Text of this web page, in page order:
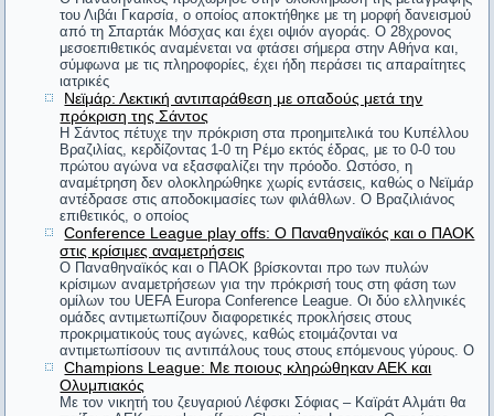
Αρχιμήδης
Περισσότεροι νόμοι, λιγότερη δικαιοσύνη.
Κικέρων
Τον Μεσαίωνα είχαν τη γκιλοτίνα, το μαστίγιο, τη φάλαγγα.
Σήμερα, έχουμε ένα πιο αποτελεσματικό όργανο βασανισμού
που ονομάζεται ζυγαριά μπάνιου.
Στίβεν Φίλιπς
Όποιος θέλει, βρίσκει καιρό. Όποιος δεν θέλει, βρίσκει
πρόφαση.
Ανδρέας Λασκαράτος
Δηλαδή, θα κάνετε ένα πλοίο να πλεύσει αντίθετα στον άνεμο
και στα ρεύματα, ανάβοντας μια φωτά κάτω από το
κατάστρωμα; Σας παρακαλώ, δεν θέλω να χάνω το χρόνο μου
απάντησε: «Εξασκούμαι στο να μην
απογοητεύομαι από την αναισθησία των
ανθρώπων».
#9. Επέστρεφε ο Διογένης από τους Ολυμπιακούς
αγώνες και ένας τον ρώτησε, αν ήταν εκεί πολύς
κόσμος. Ο Διογένης αποκρίθηκε: «Κόσμος υπήρχε
πολύς, άνθρωποι όμως λίγοι».
#10. Παρακινούσαν τον Φίλιππο τον Μακεδόνα να
εξορίσει κάποιον που τον κακολογούσε. Ο
Φίλιππος απάντησε: «Δεν είστε καλά!! Θέλετε να
τον στείλω να με κατηγορεί και σ’ άλλα μέρη;»
του Λιβάι Γκαρσία, ο οποίος αποκτήθηκε με τη μορφή δανεισμού
από τη Σπαρτάκ Μόσχας και έχει οψιόν αγοράς. Ο 28χρονος
μεσοεπιθετικός αναμένεται να φτάσει σήμερα στην Αθήνα και,
σύμφωνα με τις πληροφορίες, έχει ήδη περάσει τις απαραίτητες
ιατρικές
Νεϊμάρ: Λεκτική αντιπαράθεση με οπαδούς μετά την
πρόκριση της Σάντος
Η Σάντος πέτυχε την πρόκριση στα προημιτελικά του Κυπέλλου
Βραζιλίας, κερδίζοντας 1-0 τη Ρέμο εκτός έδρας, με το 0-0 του
πρώτου αγώνα να εξασφαλίζει την πρόοδο. Ωστόσο, η
αναμέτρηση δεν ολοκληρώθηκε χωρίς εντάσεις, καθώς ο Νεϊμάρ
αντέδρασε στις αποδοκιμασίες των φιλάθλων. Ο Βραζιλιάνος
επιθετικός, ο οποίος
Conference League play offs: Ο Παναθηναϊκός και ο ΠΑΟΚ
στις κρίσιμες αναμετρήσεις
Ο Παναθηναϊκός και ο ΠΑΟΚ βρίσκονται προ των πυλών
κρίσιμων αναμετρήσεων για την πρόκρισή τους στη φάση των
ομίλων του UEFA Europa Conference League. Οι δύο ελληνικές
ομάδες αντιμετωπίζουν διαφορετικές προκλήσεις στους
προκριματικούς τους αγώνες, καθώς ετοιμάζονται να
αντιμετωπίσουν τις αντιπάλους τους στους επόμενους γύρους. Ο
Champions League: Με ποιους κληρώθηκαν ΑΕΚ και
Ολυμπιακός
Με τον νικητή του ζευγαριού Λέφσκι Σόφιας – Καϊράτ Αλμάτι θα